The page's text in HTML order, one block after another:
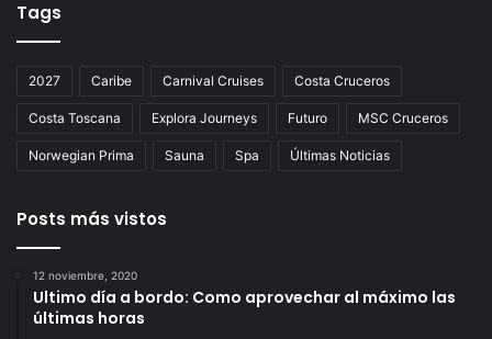
Tags
2027 Caribe Carnival Cruises Costa Cruceros
Costa Toscana Explora Journeys Futuro MSC Cruceros
Norwegian Prima Sauna Spa Últimas Noticias
Posts más vistos
12 noviembre, 2020
Ultimo día a bordo: Como aprovechar al máximo las
últimas horas